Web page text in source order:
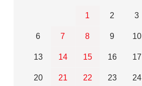
1 2 3
6 7 8 9 10
13 14 15 16 17
20 21 22 23 24